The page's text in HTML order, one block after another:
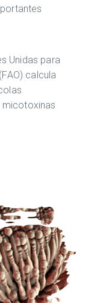
Unidas para
calcula